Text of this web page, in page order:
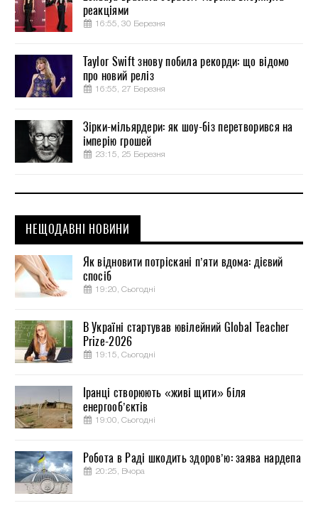
реакціями
16:55, 30 Березня
Taylor Swift знову побила рекорди: що відомо
про новий реліз
16:55, 27 Березня
Зірки-мільярдери: як шоу-біз перетворився на
імперію грошей
23:15, 25 Березня
НЕЩОДАВНІ НОВИНИ
Як відновити потріскані п’яти вдома: дієвий
спосіб
19:20, Сьогодні
В Україні стартував ювілейний Global Teacher
Prize-2026
19:15, Сьогодні
Іранці створюють «живі щити» біля
енергооб’єктів
19:00, Сьогодні
Робота в Раді шкодить здоров’ю: заява нардепа
20:25, Вчора